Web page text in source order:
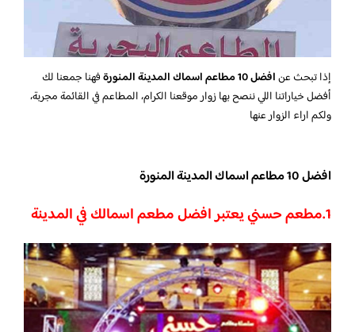
إذا تبحث عنافضل 10 مطاعم اسماك المدينة المنورة
فهنا جمعنا لك
أفضل خياراتنا اللي ننصح بها زوار موقعنا الكرام، المطاعم في القائمة مجربة،
ولكم اراء الزوار عنها
افضل 10 مطاعم اسماك المدينة المنورة
1.مطعم حسني يعتبر افضل مطعم اسمالك في المدينة